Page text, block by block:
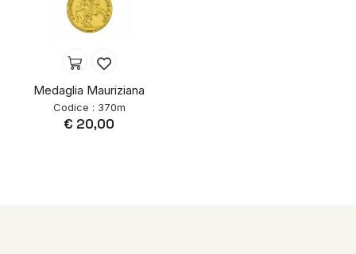
Medaglia Mauriziana
Codice : 370m
€ 20,00